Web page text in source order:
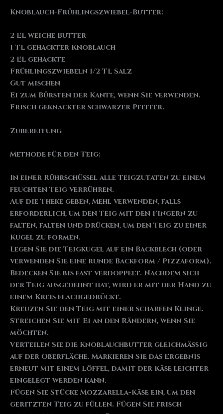
Knoblauch-Frühlingszwiebel-Butter:
2 EL weiche Butter
1 TL gehackter Knoblauch
2 EL gehackte
Frühlingszwiebeln 1/2 TL Salz
Gut mischen
Ei zum Bürsten der Kante, wenn Sie verwenden.
Frisch geknackter schwarzer Pfeffer.
Zubereitung
Methode für den Teig:
In einer Rührschüssel alle Teigzutaten zu einem
feuchten Teig verrühren.
Auf die Theke geben, Mehl verwenden, falls
erforderlich, um den Teig mit den Fingern zu
falten, falten und drücken, um den Teig zu einer
Kugel zu formen.
Legen Sie die Teigkugel auf ein Backblech (oder
verwenden Sie eine runde Backform / Pizzaform).
Bedecken Sie bis fast verdoppelt. Nachdem sich
der Teig ausgedehnt hat, wird er mit der Hand zu
einem Kreis flachgedrückt.
Kreuzen Sie den Teig mit einer scharfen Klinge.
Streichen Sie mit Ei an den Rändern, wenn Sie
möchten.
Verteilen Sie die Knoblauchbutter gleichmäßig
auf der Oberfläche. Markieren Sie das Ergebnis
erneut mit einem Löffel, damit der Käse leichter
eingelegt werden kann.
Fügen Sie Stücke Mozzarella-Käse ein, um den
geritzten Teig zu füllen. Fügen Sie frisch